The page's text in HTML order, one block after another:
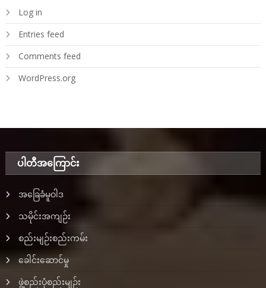
Log in
Entries feed
Comments feed
WordPress.org
ပါတီအ‌ကြောင်း
အခြေခံမူဝါဒ
သမိုင်းအကျဉ်း
စည်းမျဉ်းစည်းကမ်း
ခေါင်းဆောင်မှု
ဖွဲ့စည်းပုံစည်းမျဉ်း